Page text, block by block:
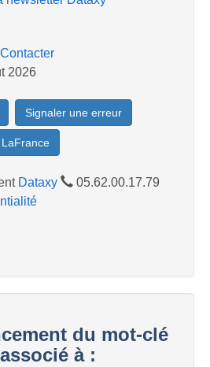
Contacter
2026
Signaler une erreur
Dataxy
05.62.00.17.79
du mot-clé
à :